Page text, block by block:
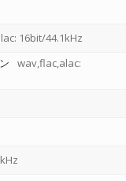
16bit/44.1kHz
wav,flac,alac: